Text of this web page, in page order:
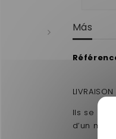
Más
Ils se
d’un